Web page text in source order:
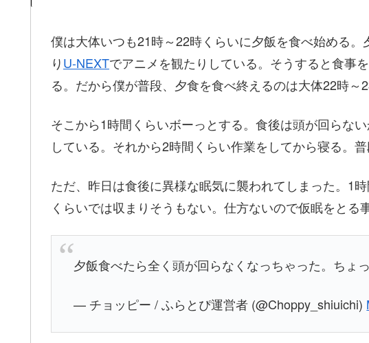
僕は大体いつも21時～22時くらいに夕飯を食べ始める。
りU-NEXTでアニメを観たりしている。そうすると食事
る。だから僕が普段、夕食を食べ終えるのは大体22時～
そこから1時間くらいボーっとする。食後は頭が回らな
している。それから2時間くらい作業をしてから寝る。
ただ、昨日は食後に異様な眠気に襲われてしまった。1
くらいでは収まりそうもない。仕方ないので仮眠をとる
夕飯食べたら全く頭が回らなくなっちゃった。ちょっ
— チョッピー / ふらとぴ運営者 (@Choppy_shiuichi)